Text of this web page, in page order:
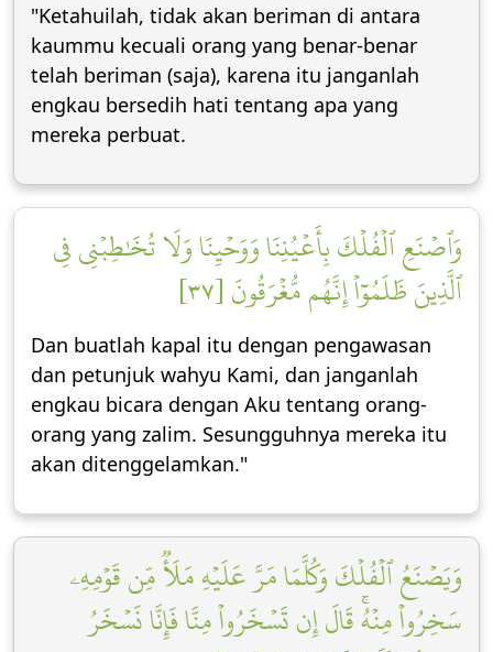
"Ketahuilah, tidak akan beriman di antara
kaummu kecuali orang yang benar-benar
telah beriman (saja), karena itu janganlah
engkau bersedih hati tentang apa yang
mereka perbuat.
وَٱصۡنَعِ ٱلۡفُلۡكَ بِأَعۡيُنِنَا وَوَحۡيِنَا وَلَا تُخَٰطِبۡنِي فِي
ٱلَّذِينَ ظَلَمُوٓاْ إِنَّهُم مُّغۡرَقُونَ [٣٧]
Dan buatlah kapal itu dengan pengawasan
dan petunjuk wahyu Kami, dan janganlah
engkau bicara dengan Aku tentang orang-
orang yang zalim. Sesungguhnya mereka itu
akan ditenggelamkan."
وَيَصۡنَعُ ٱلۡفُلۡكَ وَكُلَّمَا مَرَّ عَلَيۡهِ مَلَأٞ مِّن قَوۡمِهِۦ
سَخِرُواْ مِنۡهُۚ قَالَ إِن تَسۡخَرُواْ مِنَّا فَإِنَّا نَسۡخَرُ